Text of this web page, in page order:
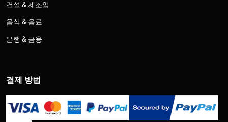
건설 & 제조업
음식 & 음료
은행 & 금융
결제 방법